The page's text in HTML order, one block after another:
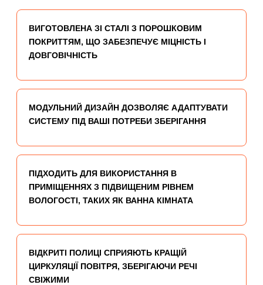
ВИГОТОВЛЕНА ЗІ СТАЛІ З ПОРОШКОВИМ
ПОКРИТТЯМ, ЩО ЗАБЕЗПЕЧУЄ МІЦНІСТЬ І
ДОВГОВІЧНІСТЬ
МОДУЛЬНИЙ ДИЗАЙН ДОЗВОЛЯЄ АДАПТУВАТИ
СИСТЕМУ ПІД ВАШІ ПОТРЕБИ ЗБЕРІГАННЯ
ПІДХОДИТЬ ДЛЯ ВИКОРИСТАННЯ В
ПРИМІЩЕННЯХ З ПІДВИЩЕНИМ РІВНЕМ
ВОЛОГОСТІ, ТАКИХ ЯК ВАННА КІМНАТА
ВІДКРИТІ ПОЛИЦІ СПРИЯЮТЬ КРАЩІЙ
ЦИРКУЛЯЦІЇ ПОВІТРЯ, ЗБЕРІГАЮЧИ РЕЧІ
СВІЖИМИ